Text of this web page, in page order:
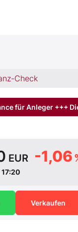
Check
für Anleger +++
-1,06
EUR
Verkaufen